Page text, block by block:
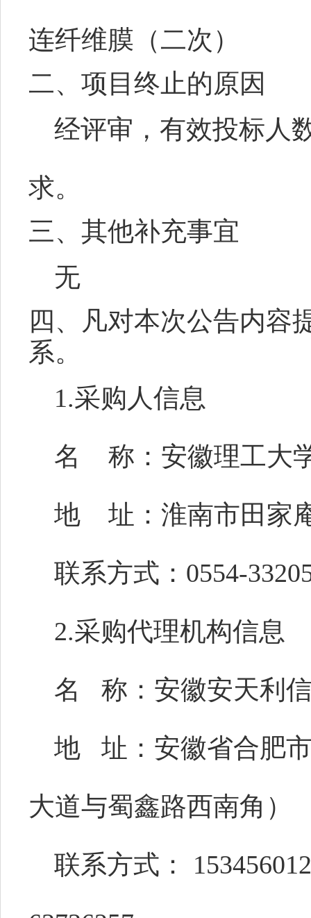
连纤维膜（二次）
二、项目终止的原因
经评审，有效投标人
求。
三、其他补充事宜
无
四、凡对本次公告内容
系。
1.采购人信息
名 称：安徽理工大
地 址：淮南市田家
联系方式：0554-
2.采购代理机构信息
名 称：安徽安天利
地 址：安徽省合肥
大道与蜀鑫路西南角）
联系方式：